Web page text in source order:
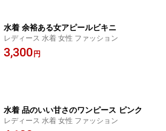
水着 余裕ある女アピールビキニ
レディース 水着 女性 ファッション
3,300円
水着 品のいい甘さのワンピース ピンク
レディース 水着 女性 ファッション